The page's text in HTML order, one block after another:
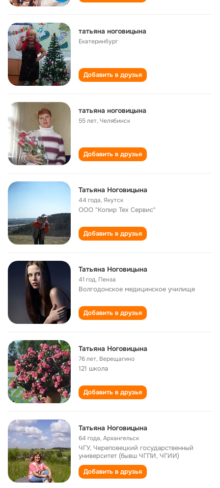
татьяна ноговицына
Екатеринбург
Добавить в друзья
татьяна ноговицына
55 лет,Челябинск
Добавить в друзья
Татьяна Ноговицына
44 года,Якутск
ООО "Копир Тех Сервис"
Добавить в друзья
Татьяна Ноговицына
41 год, Пенза
Волгодонское медицинское училище
Добавить в друзья
Татьяна Ноговицына
76 лет, Верещагино
121 школа
Добавить в друзья
Татьяна Ноговицына
64 года,Архангельск
ЧГУ, Череповецкий государственный
университет (бывш ЧГПИ, ЧГИИ)
Добавить в друзья